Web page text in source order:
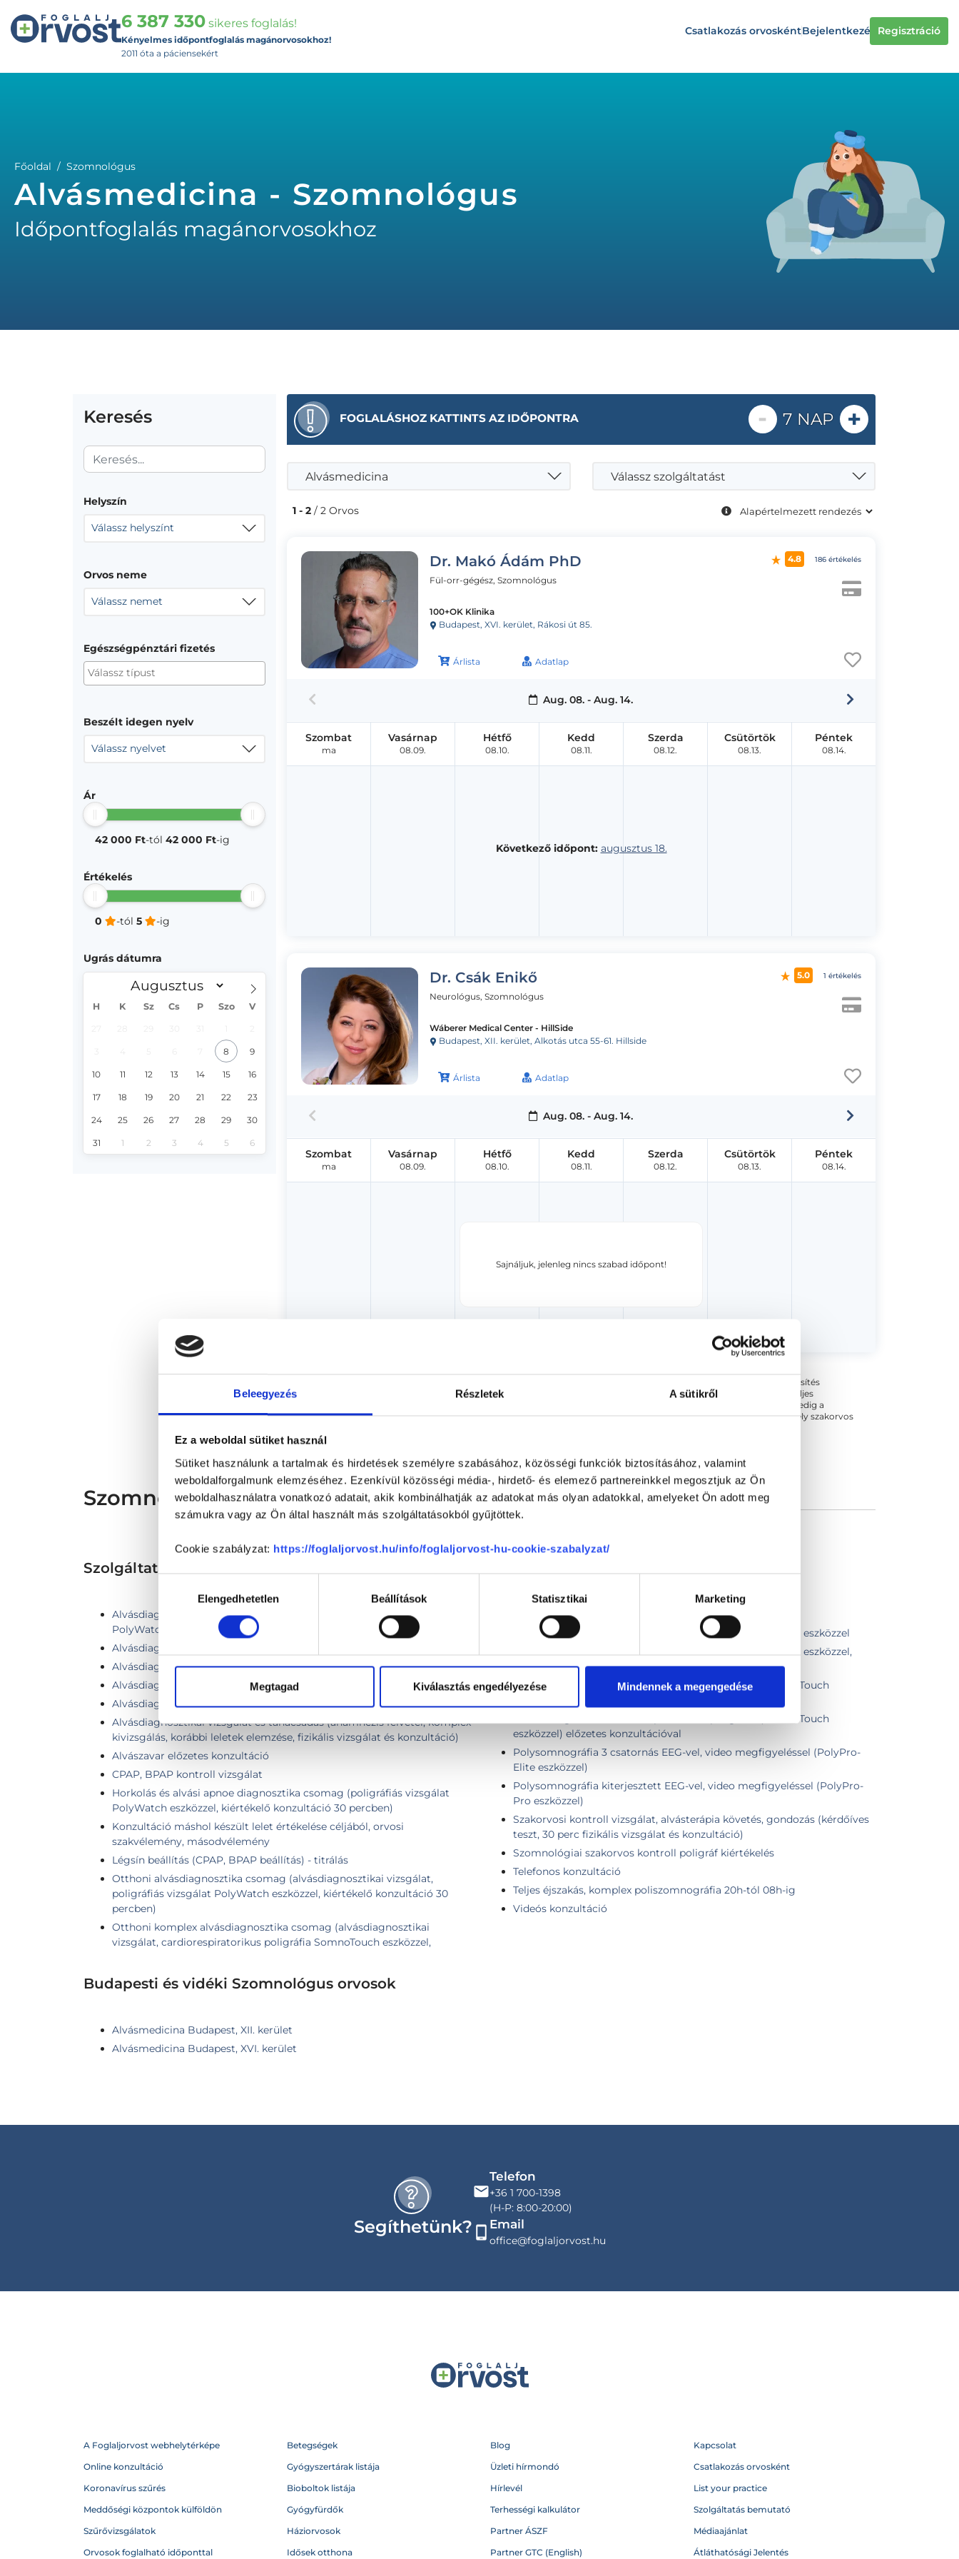
Beleegyezés Részletek A sütikről
Ez a weboldal sütiket használ
Sütiket használunk a tartalmak és hirdetések személyre szabásához, közösségi funkciók biztosításához, valamint
weboldalforgalmunk elemzéséhez. Ezenkívül közösségi média-, hirdető- és elemező partnereinkkel megosztjuk az Ön
weboldalhasználatra vonatkozó adatait, akik kombinálhatják az adatokat más olyan adatokkal, amelyeket Ön adott meg
számukra vagy az Ön által használt más szolgáltatásokból gyűjtöttek.
Cookie szabályzat: https://foglaljorvost.hu/info/foglaljorvost-hu-cookie-szabalyzat/
kiválasztásaElengedhetetlen Beállítások Statisztikai Marketing
Megtagad Kiválasztás engedélyezése Mindennek a megengedése
6 387 330 sikeres foglalás!
Kényelmes időpontfoglalás magánorvosokhoz!
2011 óta a páciensekért
Csatlakozás orvoskéntBejelentkezés Regisztráció
Főoldal Szomnológus
Alvásmedicina - Szomnológus
Időpontfoglalás magánorvosokhoz
Keresés
Helyszín
Válassz helyszínt
Orvos neme
Válassz nemet
Egészségpénztári fizetés
Beszélt idegen nyelv
Válassz nyelvet
Ár
42 000 Ft-tól 42 000 Ft-ig
Értékelés
0 -tól 5 -ig
Ugrás dátumra
H K Sz Cs P Szo V
8 9
10 11 12 13 14 15 16
17 18 19 20 21 22 23
24 25 26 27 28 29 30
31 1 2 3 4 5 6
FOGLALÁSHOZ KATTINTS AZ IDŐPONTRA - 7 NAP +
Alvásmedicina Válassz szolgáltatást
1 - 2 / 2 Orvos
Dr. Makó Ádám PhD
Fül-orr-gégész, Szomnológus
100+OK Klinika
Budapest, XVI. kerület, Rákosi út 85.
Árlista Adatlap
4.8 186 értékelés
Aug. 08. - Aug. 14.
Következő időpont: augusztus 18.
Szombat
ma
Vasárnap
08.09.
Hétfő
08.10.
Kedd
08.11.
Szerda
08.12.
Csütörtök
08.13.
Péntek
08.14.
Dr. Csák Enikő
Neurológus, Szomnológus
Wáberer Medical Center - HillSide
Budapest, XII. kerület, Alkotás utca 55-61. Hillside
Árlista Adatlap
5.0 1 értékelés
Aug. 08. - Aug. 14.
Sajnáljuk, jelenleg nincs szabad időpont!
Szombat
ma
Vasárnap
08.09.
Hétfő
08.10.
Kedd
08.11.
Szerda
08.12.
Csütörtök
08.13.
Péntek
08.14.
* Szakorvos jelölt (rezidens): általános orvosi oklevéllel rendelkező orvos, aki jogszabályok szerinti szakorvosi szakképesítés
megszerzésére irányuló képzésben vesz részt. Ezen orvosok által önállóan nem végezhető szakmai tevékenységért teljes
felelősséggel tartozik és azt közvetlenül felügyeli az egészségügyi szolgáltató szakorvosa az első részvizsgáig, utána pedig a
szakorvosjelölt önállóan láthat el feladatokat. A foglaljorvost.hu felelősségét kizárja esetleges névazonosságért bármely szakorvos
Szomnológus - Alvásmedicina
Szolgáltatások
Alvásdiagnosztika csomag jogosítványhoz (poligráfiás vizsgálat
PolyWatch eszközzel, kiértékelő konzultáció 30 percben)
Alvásdiagnosztikai készülék kiértékelése
Alvásdiagnosztikai kontrollvizsgálat
Alvásdiagnosztikai konzultáció
Alvásdiagnosztikai szakorvosi konzultáció
Alvásdiagnosztikai vizsgálat és tanácsadás (anamnézis felvétel, komplex
kivizsgálás, korábbi leletek elemzése, fizikális vizsgálat és konzultáció)
Alvászavar előzetes konzultáció
CPAP, BPAP kontroll vizsgálat
Horkolás és alvási apnoe diagnosztika csomag (poligráfiás vizsgálat
PolyWatch eszközzel, kiértékelő konzultáció 30 percben)
Konzultáció máshol készült lelet értékelése céljából, orvosi
szakvélemény, másodvélemény
Légsín beállítás (CPAP, BPAP beállítás) - titrálás
Otthoni alvásdiagnosztika csomag (alvásdiagnosztikai vizsgálat,
poligráfiás vizsgálat PolyWatch eszközzel, kiértékelő konzultáció 30
percben)
Otthoni komplex alvásdiagnosztika csomag (alvásdiagnosztikai
vizsgálat, cardiorespiratorikus poligráfia SomnoTouch eszközzel,
kiértékelő konzultáció 30 percben)
Otthon végezhető alvási apnoe szűrővizsgálat PolyWatch eszközzel
Otthon végezhető alvási apnoe szűrővizsgálat PolyWatch eszközzel,
előzetes konzultációval
Otthon végezhető cardiorespiratorikus poligráfia (SomnoTouch
Otthon végezhető cardiorespiratorikus poligráfia (SomnoTouch
eszközzel) előzetes konzultációval
Polysomnográfia 3 csatornás EEG-vel, video megfigyeléssel (PolyPro-
Elite eszközzel)
Polysomnográfia kiterjesztett EEG-vel, video megfigyeléssel (PolyPro-
Pro eszközzel)
Szakorvosi kontroll vizsgálat, alvásterápia követés, gondozás (kérdőíves
teszt, 30 perc fizikális vizsgálat és konzultáció)
Szomnológiai szakorvos kontroll poligráf kiértékelés
Telefonos konzultáció
Teljes éjszakás, komplex poliszomnográfia 20h-tól 08h-ig
Videós konzultáció
Budapesti és vidéki Szomnológus orvosok
Alvásmedicina Budapest, XII. kerület
Alvásmedicina Budapest, XVI. kerület
Segíthetünk?
Telefon
+36 1 700-1398
(H-P: 8:00-20:00)
Email
office@foglaljorvost.hu
A Foglaljorvost webhelytérképe
Online konzultáció
Koronavírus szűrés
Meddőségi központok külföldön
Szűrővizsgálatok
Orvosok foglalható időponttal
Betegségek
Gyógyszertárak listája
Bioboltok listája
Gyógyfürdők
Háziorvosok
Idősek otthona
Blog
Üzleti hírmondó
Hírlevél
Terhességi kalkulátor
Partner ÁSZF
Partner GTC (English)
Kapcsolat
Csatlakozás orvosként
List your practice
Szolgáltatás bemutató
Médiaajánlat
Átláthatósági Jelentés